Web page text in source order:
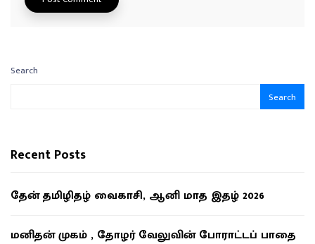
Search
Search
Recent Posts
தேன் தமிழிதழ் வைகாசி, ஆனி மாத இதழ் 2026
மனிதன் முகம் , தோழர் வேலுவின் போராட்டப் பாதை